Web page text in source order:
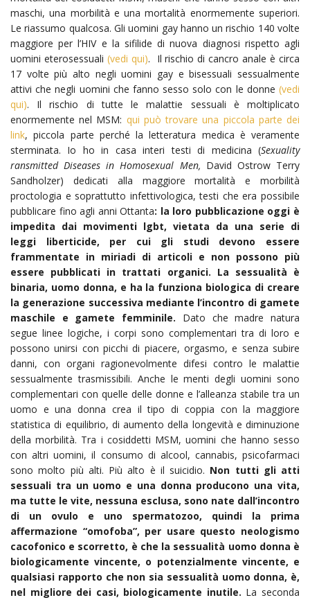
maschi, una morbilità e una mortalità enormemente superiori.
Le riassumo qualcosa. Gli uomini gay hanno un rischio 140 volte
maggiore per l’HIV e la sifilide di nuova diagnosi rispetto agli
uomini eterosessuali (vedi qui). Il rischio di cancro anale è circa
17 volte più alto negli uomini gay e bisessuali sessualmente
attivi che negli uomini che fanno sesso solo con le donne (vedi
qui). Il rischio di tutte le malattie sessuali è moltiplicato
enormemente nel MSM: qui può trovare una piccola parte dei
link, piccola parte perché la letteratura medica è veramente
sterminata. Io ho in casa interi testi di medicina (Sexuality
ransmitted Diseases in Homosexual Men, David Ostrow Terry
Sandholzer) dedicati alla maggiore mortalità e morbilità
proctologia e soprattutto infettivologica, testi che era possibile
pubblicare fino agli anni Ottanta: la loro pubblicazione oggi è
impedita dai movimenti lgbt, vietata da una serie di
leggi liberticide, per cui gli studi devono essere
frammentate in miriadi di articoli e non possono più
essere pubblicati in trattati organici. La sessualità è
binaria, uomo donna, e ha la funziona biologica di creare
la generazione successiva mediante l’incontro di gamete
maschile e gamete femminile. Dato che madre natura
segue linee logiche, i corpi sono complementari tra di loro e
possono unirsi con picchi di piacere, orgasmo, e senza subire
danni, con organi ragionevolmente difesi contro le malattie
sessualmente trasmissibili. Anche le menti degli uomini sono
complementari con quelle delle donne e l’alleanza stabile tra un
uomo e una donna crea il tipo di coppia con la maggiore
statistica di equilibrio, di aumento della longevità e diminuzione
della morbilità. Tra i cosiddetti MSM, uomini che hanno sesso
con altri uomini, il consumo di alcool, cannabis, psicofarmaci
sono molto più alti. Più alto è il suicidio. Non tutti gli atti
sessuali tra un uomo e una donna producono una vita,
ma tutte le vite, nessuna esclusa, sono nate dall’incontro
di un ovulo e uno spermatozoo, quindi la prima
affermazione “omofoba”, per usare questo neologismo
cacofonico e scorretto, è che la sessualità uomo donna è
biologicamente vincente, o potenzialmente vincente, e
qualsiasi rapporto che non sia sessualità uomo donna, è,
nel migliore dei casi, biologicamente inutile. La seconda